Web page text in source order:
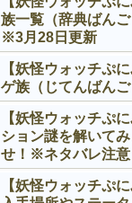
族一覧（辞典ばんご
※3月28日更新
【妖怪ウォッチぷ
ゲ族（じてんばん
【妖怪ウォッチぷ
ション謎を解いて
せ！※ネタバレ注意
【妖怪ウォッチぷ